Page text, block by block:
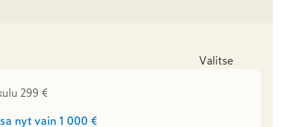
Valitse
299 €
nyt vain 1 000 €